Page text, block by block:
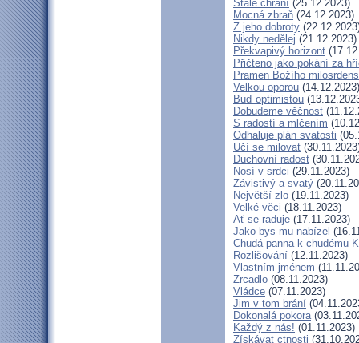
Stále chrání (25.12.2023)
Mocná zbraň (24.12.2023)
Z jeho dobroty
Nikdy nedělej (21.12.2023)
Překvapivý horizont
Přičteno jako pokání za
Pramen Božího
Velkou oporou (14.12.2023)
Buď optimistou
Dobudeme věčnost
S radostí a mlčením
Odhaluje plán svatosti
Učí se milovat
Duchovní radost
Nosí v srdci (29.11.2023)
Závistivý a svatý
Největší zlo (19.11.2023)
Velké věci (18.11.2023)
Ať se raduje (17.11.2023)
Jako bys mu nabízel
Chudá panna k chudému
Rozlišování (12.11.2023)
Vlastním jménem
Zrcadlo (08.11.2023)
Vládce (07.11.2023)
Jim v tom brání
Dokonalá pokora
Každý z nás! (01.11.2023)
Získávat ctnosti